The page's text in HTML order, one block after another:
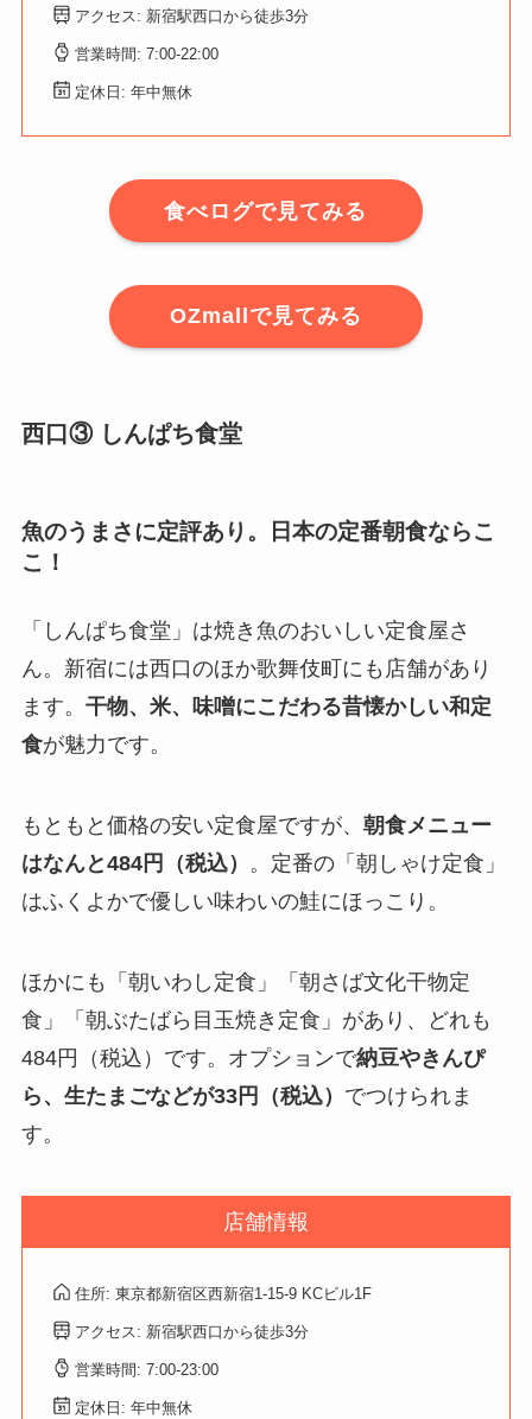
アクセス: 新宿駅西口から徒歩3分
営業時間: 7:00-22:00
定休日: 年中無休
食べログで見てみる
OZmallで見てみる
西口③ しんぱち食堂
魚のうまさに定評あり。日本の定番朝食ならこ
こ！
「しんぱち食堂」は焼き魚のおいしい定食屋さ
ん。新宿には西口のほか歌舞伎町にも店舗があり
ます。 干物、米、味噌にこだわる昔懐かしい和定
食が魅力です。
もともと価格の安い定食屋ですが、 朝食メニュー
はなんと484円（税込） 。定番の「朝しゃけ定食」
はふくよかで優しい味わいの鮭にほっこり。
ほかにも「朝いわし定食」「朝さば文化干物定
食」「朝ぶたばら目玉焼き定食」があり、どれも
484円（税込）です。オプションで納豆やきんぴ
ら、生たまごなどが33円（税込） でつけられま
す。
店舗情報
住所: 東京都新宿区西新宿1-15-9 KCビル1F
アクセス: 新宿駅西口から徒歩3分
営業時間: 7:00-23:00
定休日: 年中無休